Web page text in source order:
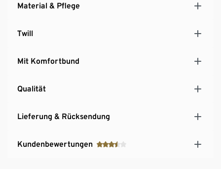
Material & Pflege
Twill
Mit Komfortbund
Qualität
Lieferung & Rücksendung
Kundenbewertungen